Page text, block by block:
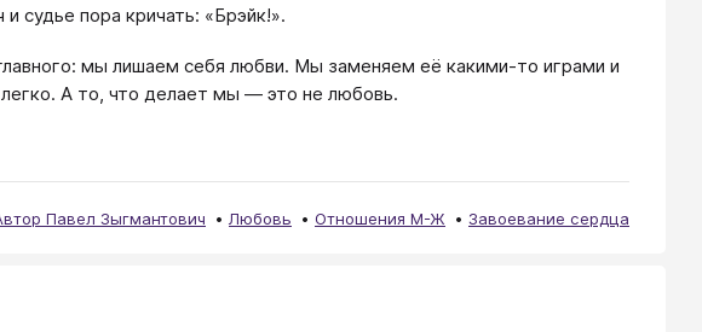
судье пора кричать: «Брэйк!».
мы лишаем себя любви. Мы заменяем её какими-то играми и
А то, что делает мы — это не любовь.
Павел Зыгмантович Любовь Отношения М-Ж Завоевание сердца